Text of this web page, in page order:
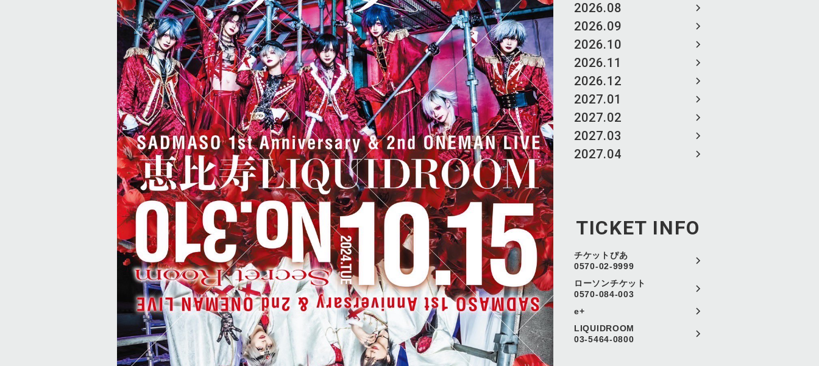
2026.08
2026.09
2026.10
2026.11
2026.12
2027.01
2027.02
2027.03
2027.04
TICKET INFO
チケットぴあ
0570-02-9999
ローソンチケット
0570-084-003
e+
LIQUIDROOM
03-5464-0800